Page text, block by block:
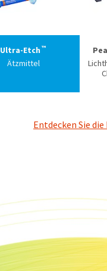
Ultra-Etch™
Ätzmittel
Entdecken Sie